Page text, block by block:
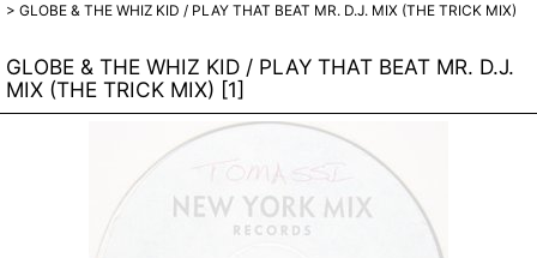
> GLOBE & THE WHIZ KID / PLAY THAT BEAT MR. D.J. MIX (THE TRICK MIX)
GLOBE & THE WHIZ KID / PLAY THAT BEAT MR. D.J.
MIX (THE TRICK MIX) [1]